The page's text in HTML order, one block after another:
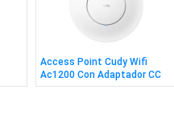
Access Point Cudy Wifi
Ac1200 Con Adaptador CC